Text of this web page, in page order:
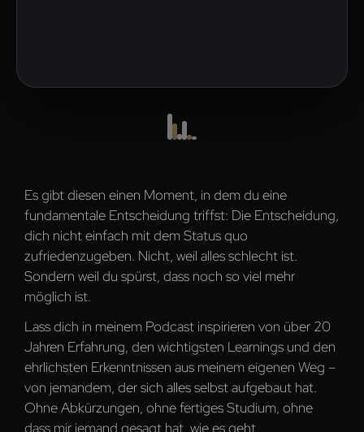
Es gibt diesen einen Moment, in dem du eine
fundamentale Entscheidung triffst: Die Entscheidung,
dich nicht einfach mit dem Status quo
zufriedenzugeben. Nicht, weil alles schlecht ist.
Sondern weil du spürst, dass noch so viel mehr
möglich ist.
Lass dich in meinem Podcast inspirieren von über 20
Jahren Erfahrung, den wichtigsten Learnings und den
ehrlichsten Erkenntnissen aus meinem eigenen Weg –
von jemandem, der sich alles selbst aufgebaut hat.
Ohne Abkürzungen, ohne fertiges Studium, ohne
dass mir jemand gesagt hat, wie es geht.